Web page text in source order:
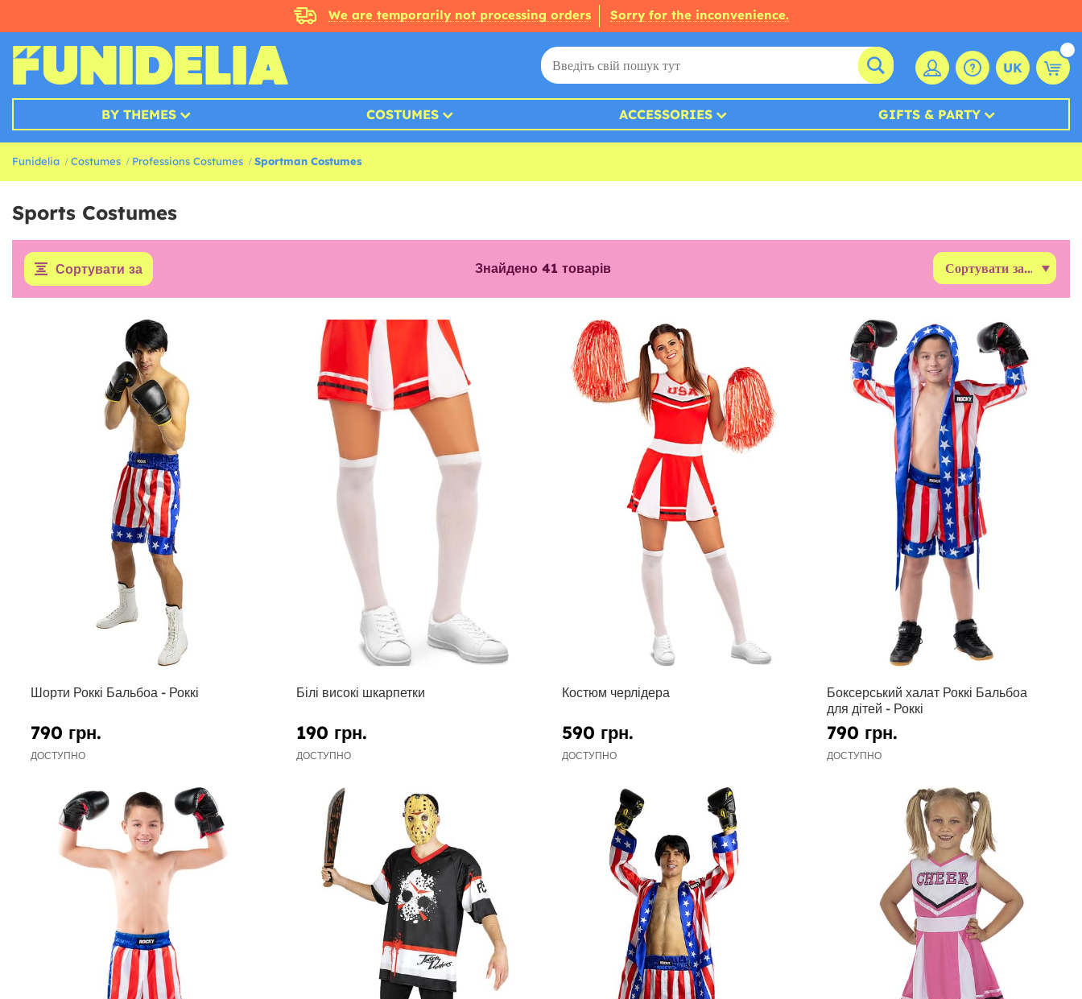
We are temporarily not processing orders Sorry for the inconvenience.
UK
BY THEMES COSTUMES ACCESSORIES GIFTS & PARTY
Funidelia Costumes Professions Costumes Sportman Costumes
Sports Costumes
Сортувати за Знайдено 41 товарів
Шорти Роккі Бальбоа - Роккі
790 грн.
ДОСТУПНО
Білі високі шкарпетки
190 грн.
ДОСТУПНО
Костюм черлідера
590 грн.
ДОСТУПНО
Боксерський халат Роккі Бальбоа
для дітей - Роккі
790 грн.
ДОСТУПНО